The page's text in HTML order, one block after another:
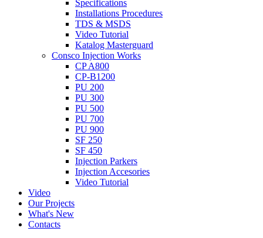
Specifications
Installations Procedures
TDS & MSDS
Video Tutorial
Katalog Masterguard
Consco Injection Works
CP A800
CP-B1200
PU 200
PU 300
PU 500
PU 700
PU 900
SF 250
SF 450
Injection Parkers
Injection Accesories
Video Tutorial
Video
Our Projects
What's New
Contacts